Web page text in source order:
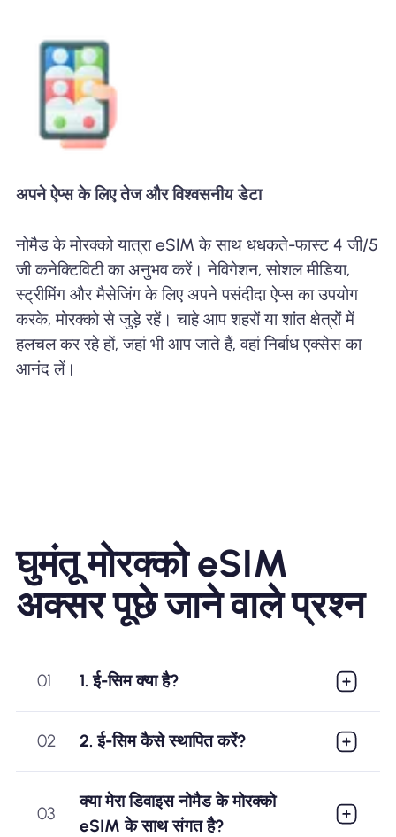
अपने ऐप्स के लिए तेज और विश्वसनीय डेटा
नोमैड के मोरक्को यात्रा eSIM के साथ धधकते-फास्ट 4 जी/5
जी कनेक्टिविटी का अनुभव करें। नेविगेशन, सोशल मीडिया,
स्ट्रीमिंग और मैसेजिंग के लिए अपने पसंदीदा ऐप्स का उपयोग
करके, मोरक्को से जुड़े रहें। चाहे आप शहरों या शांत क्षेत्रों में
हलचल कर रहे हों, जहां भी आप जाते हैं, वहां निर्बाध एक्सेस का
आनंद लें।
घुमंतू मोरक्को eSIM
अक्सर पूछे जाने वाले प्रश्न
01 1. ई-सिम क्या है?
02 2. ई-सिम कैसे स्थापित करें?
03
क्या मेरा डिवाइस नोमैड के मोरक्को
eSIM के साथ संगत है?